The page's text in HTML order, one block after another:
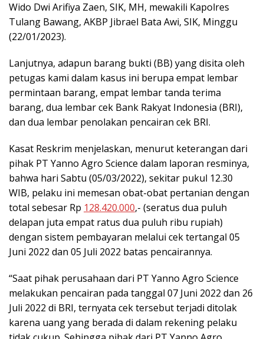
Wido Dwi Arifiya Zaen, SIK, MH, mewakili Kapolres
Tulang Bawang, AKBP Jibrael Bata Awi, SIK, Minggu
(22/01/2023).
Lanjutnya, adapun barang bukti (BB) yang disita oleh
petugas kami dalam kasus ini berupa empat lembar
permintaan barang, empat lembar tanda terima
barang, dua lembar cek Bank Rakyat Indonesia (BRI),
dan dua lembar penolakan pencairan cek BRI.
Kasat Reskrim menjelaskan, menurut keterangan dari
pihak PT Yanno Agro Science dalam laporan resminya,
bahwa hari Sabtu (05/03/2022), sekitar pukul 12.30
WIB, pelaku ini memesan obat-obat pertanian dengan
total sebesar Rp 128.420.000,- (seratus dua puluh
delapan juta empat ratus dua puluh ribu rupiah)
dengan sistem pembayaran melalui cek tertangal 05
Juni 2022 dan 05 Juli 2022 batas pencairannya.
“Saat pihak perusahaan dari PT Yanno Agro Science
melakukan pencairan pada tanggal 07 Juni 2022 dan 26
Juli 2022 di BRI, ternyata cek tersebut terjadi ditolak
karena uang yang berada di dalam rekening pelaku